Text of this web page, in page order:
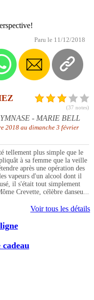
Paru le 11/12/2018
(37 notes)
- MARIE BELL
2018 au dimanche 3 février
tellement plus simple que le
à sa femme que la veille
après une opération des
vapeurs d'un alcool dont il
il s'était tout simplement
Crevette, célèbre danseu...
Voir tous les détails